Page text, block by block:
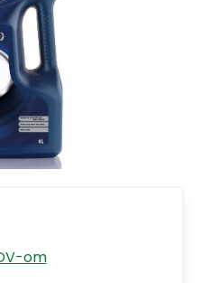
om